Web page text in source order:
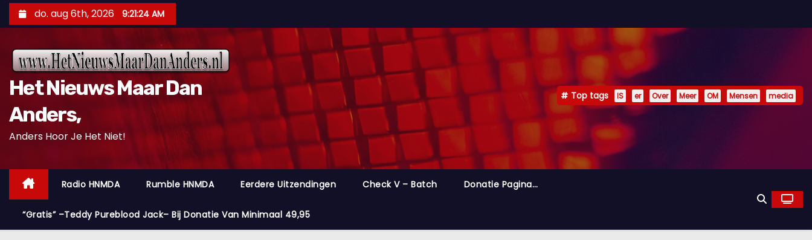
o
n
do. aug 6th, 2026 9:21:25 AM
Het Nieuws Maar Dan
Anders,
Anders Hoor Je Het Niet!
Top tags IS er Over Meer OM Mensen media
Radio HNMDA Rumble HNMDA Eerdere Uitzendingen Check V – Batch Donatie Pagina…
“Gratis” –Teddy Pureblood Jack– Bij Donatie Van Minimaal 49,95